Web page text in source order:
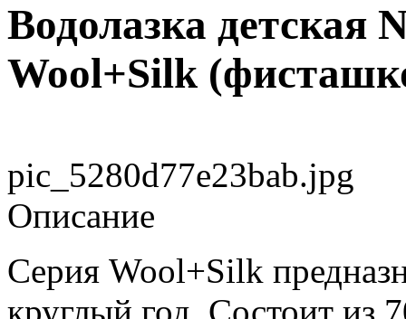
Водолазка детская
Wool+Silk
pic_5280d77e23bab.jpg
Описание
Серия Wool+Silk
круглый год. Состоит из